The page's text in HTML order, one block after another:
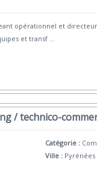
opérationnel et
et transf
/ technico-
Catégorie :
Ville :